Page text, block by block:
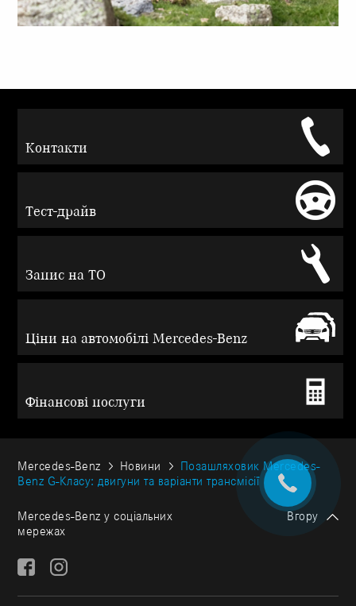
Контакти
Тест-драйв
Запис на ТО
Ціни на автомобілі Mercedes-Benz
Фінансові послуги
Mercedes-Benz Новини
Позашляховик Mercedes-
Benz G-Класу: двигуни та варіанти трансмісії
Mercedes-Benz у соціальних
мережах
Вгору